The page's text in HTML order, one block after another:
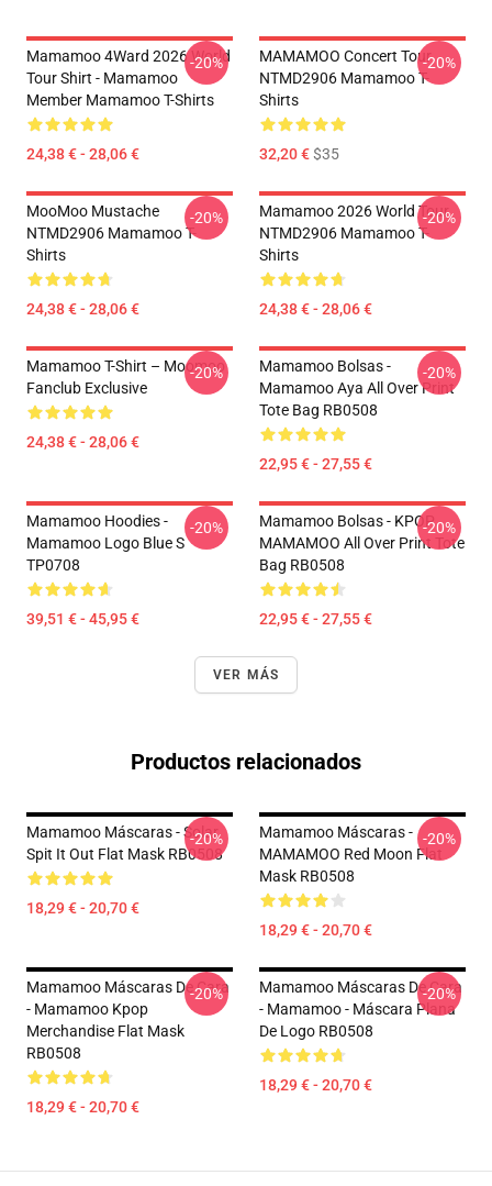
Mamamoo 4Ward 2026 World
Tour Shirt - Mamamoo
Member Mamamoo T-Shirts
24,38 € - 28,06 €
-20%
MAMAMOO Concert Tour
NTMD2906 Mamamoo T-
Shirts
32,20 €$35
-20%
MooMoo Mustache
NTMD2906 Mamamoo T-
Shirts
24,38 € - 28,06 €
-20%
Mamamoo 2026 World Tour
NTMD2906 Mamamoo T-
Shirts
24,38 € - 28,06 €
-20%
Mamamoo T-Shirt – Moomoo
Fanclub Exclusive
24,38 € - 28,06 €
-20%
Mamamoo Bolsas -
Mamamoo Aya All Over Print
Tote Bag RB0508
22,95 € - 27,55 €
-20%
Mamamoo Hoodies -
Mamamoo Logo Blue S
TP0708
39,51 € - 45,95 €
-20%
Mamamoo Bolsas - KPOP
MAMAMOO All Over Print Tote
Bag RB0508
22,95 € - 27,55 €
-20%
VER MÁS
Productos relacionados
Mamamoo Máscaras - Solar
Spit It Out Flat Mask RB0508
18,29 € - 20,70 €
-20%
Mamamoo Máscaras -
MAMAMOO Red Moon Flat
Mask RB0508
18,29 € - 20,70 €
-20%
Mamamoo Máscaras De Cara
- Mamamoo Kpop
Merchandise Flat Mask
RB0508
18,29 € - 20,70 €
-20%
Mamamoo Máscaras De Cara
- Mamamoo - Máscara Plana
De Logo RB0508
18,29 € - 20,70 €
-20%